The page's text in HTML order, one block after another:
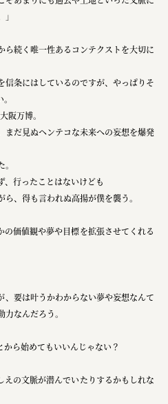
ら続く唯一性あるコンテクストを大切に
信条にはしているのですが、やっぱりそ
阪万博。
まだ見ぬヘンテコな未来への妄想を爆発
、行ったことはないけども
、得も言われぬ高揚が僕を襲う。
の価値観や夢や目標を拡張させてくれる
、要は叶うかわからない夢や妄想なんて
なんだろう。
ら始めてもいいんじゃない？
えの文脈が潜んでいたりするかもしれな